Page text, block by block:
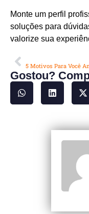
Monte um perfil
soluções para
valorize sua
Gostou?